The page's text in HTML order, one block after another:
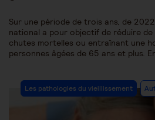
Sur une période de trois ans, de
national a pour objectif de réduire de
chutes mortelles ou entraînant une
personnes âgées de 65 ans et plus.
Post
Category:
Les pathologies du vieillissement